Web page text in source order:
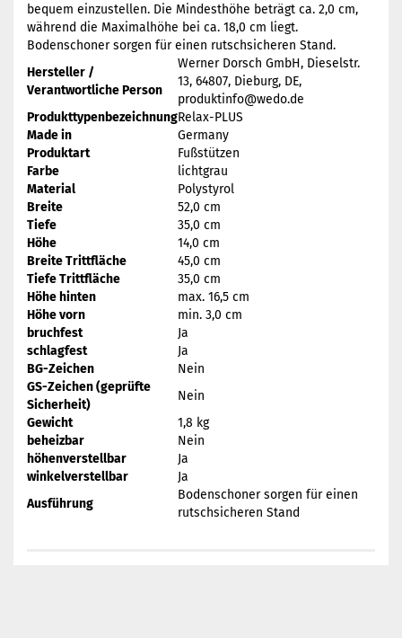
bequem einzustellen. Die Mindesthöhe beträgt ca. 2,0 cm,
während die Maximalhöhe bei ca. 18,0 cm liegt.
Bodenschoner sorgen für einen rutschsicheren Stand.
Hersteller /
Verantwortliche Person
Werner Dorsch GmbH, Dieselstr.
13, 64807, Dieburg, DE,
produktinfo@wedo.de
ProdukttypenbezeichnungRelax-PLUS
Made in
Germany
Produktart
Fußstützen
Farbe
lichtgrau
Material
Polystyrol
Breite
52,0 cm
Tiefe
35,0 cm
Höhe
14,0 cm
Breite Trittfläche
45,0 cm
Tiefe Trittfläche
35,0 cm
Höhe hinten
max. 16,5 cm
Höhe vorn
min. 3,0 cm
bruchfest
Ja
schlagfest
Ja
BG-Zeichen
Nein
GS-Zeichen (geprüfte
Sicherheit)
Nein
Gewicht
1,8 kg
beheizbar
Nein
höhenverstellbar
Ja
winkelverstellbar
Ja
Ausführung
Bodenschoner sorgen für einen
rutschsicheren Stand